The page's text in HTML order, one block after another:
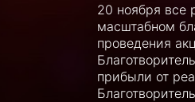
20 ноября все
масштабном
проведения
прибыли от